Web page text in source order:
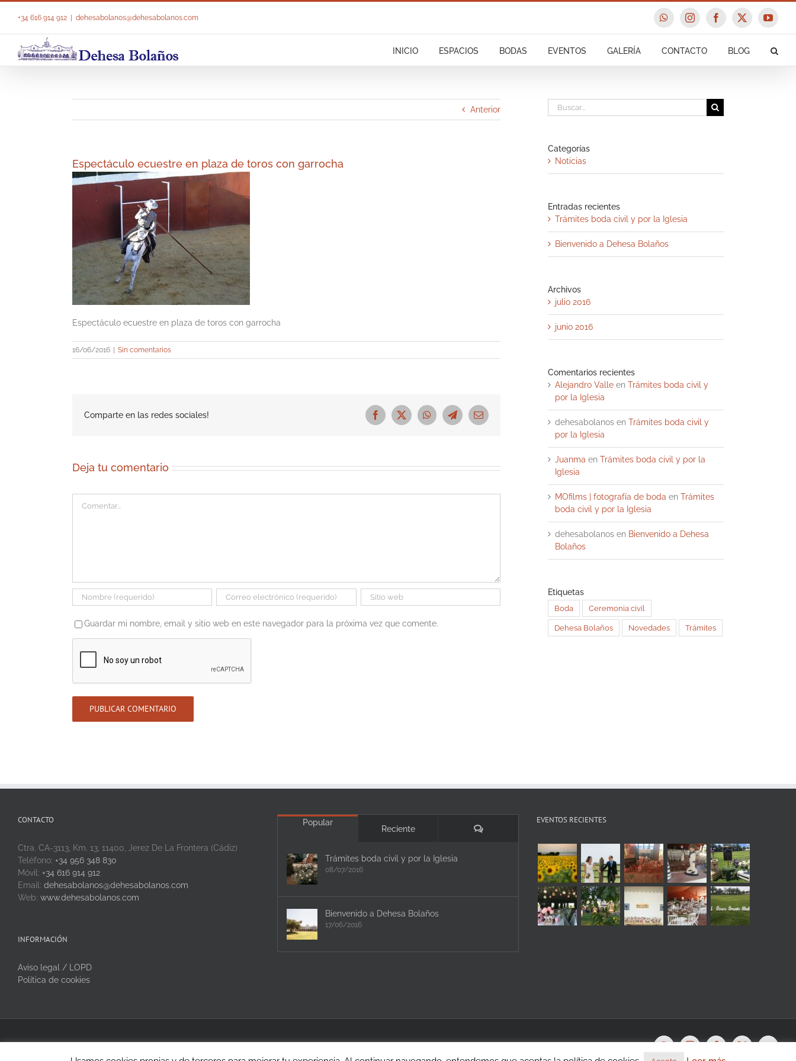
+34 616 914 912 dehesabolanos@dehesabolanos.com WhatsAppInstagramFacebook
X
INICIO ESPACIOS BODAS EVENTOS GALERÍA CONTACTO BLOG
Anterior
Espectáculo ecuestre en plaza de toros con garrocha
Espectáculo ecuestre en plaza de toros con garrocha
16/06/2016 Sin comentarios
Comparte en las redes sociales! Facebook
X WhatsAppTelegramCorreo
electrónico
Deja tu comentario
Guardar mi nombre, email y sitio web en este navegador para la próxima vez que comente.
Buscar:
Categorías
Noticias
Entradas recientes
Trámites boda civil y por la Iglesia
Bienvenido a Dehesa Bolaños
Archivos
julio 2016
junio 2016
Comentarios recientes
Alejandro Valle en Trámites boda civil y
por la Iglesia
dehesabolanos en Trámites boda civil y
por la Iglesia
Juanma en Trámites boda civil y por la
Iglesia
MOfilms | fotografía de boda en Trámites
boda civil y por la Iglesia
dehesabolanos en Bienvenido a Dehesa
Bolaños
Etiquetas
Boda Ceremonia civil
Dehesa Bolaños Novedades Trámites
CONTACTO
Ctra. CA-3113, Km. 13, 11400, Jerez De La Frontera (Cádiz)
Teléfono: +34 956 348 830
Móvil: +34 616 914 912
Email: dehesabolanos@dehesabolanos.com
Web: www.dehesabolanos.com
INFORMACIÓN
Aviso legal / LOPD
Política de cookies
Popular
Reciente Comentarios
Trámites boda civil y por la Iglesia
08/07/2016
Bienvenido a Dehesa Bolaños
17/06/2016
EVENTOS RECIENTES